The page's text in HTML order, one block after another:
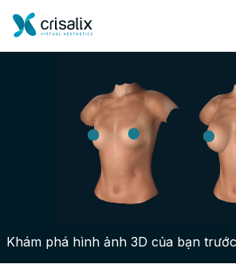
Bác sĩ phẫu thuật
Nền tảng kinh doanh 3D
Gói
Khám phá hình ảnh 3D của bạn